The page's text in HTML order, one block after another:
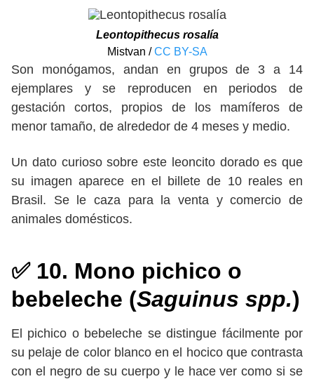
Leontopithecus rosalía
Mistvan /CC BY-SA
Son monógamos, andan en grupos de 3 a 14
ejemplares y se reproducen en periodos de
gestación cortos, propios de los mamíferos de
menor tamaño, de alrededor de 4 meses y medio.
Un dato curioso sobre este leoncito dorado es que
su imagen aparece en el billete de 10 reales en
Brasil. Se le caza para la venta y comercio de
animales domésticos.
✅ 10. Mono pichico o
bebeleche (Saguinus spp.)
El pichico o bebeleche se distingue fácilmente por
su pelaje de color blanco en el hocico que contrasta
con el negro de su cuerpo y le hace ver como si se